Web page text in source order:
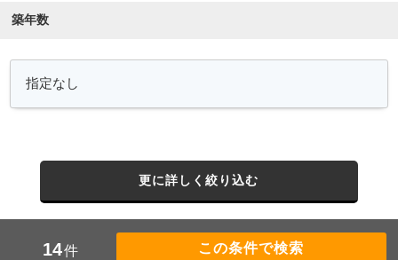
築年数
更に詳しく絞り込む
14件